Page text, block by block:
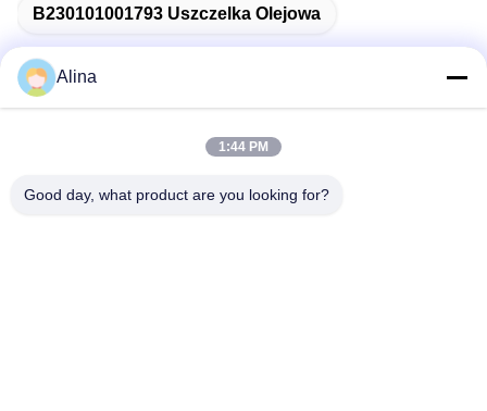
B230101001793 Uszczelka Olejowa
Adres
Alina
1:44 PM
Good day, what product are you looking for?